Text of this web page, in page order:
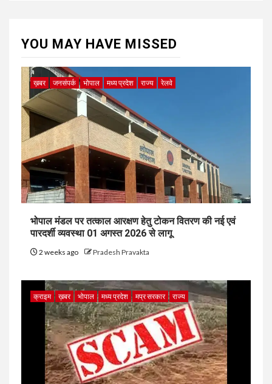
YOU MAY HAVE MISSED
ख़बर जनसंपर्क भोपाल मध्य प्रदेश राज्य रेलवे
भोपाल मंडल पर तत्काल आरक्षण हेतु टोकन वितरण की नई एवं
पारदर्शी व्यवस्था 01 अगस्त 2026 से लागू
2 weeks ago Pradesh Pravakta
क्राइम ख़बर भोपाल मध्य प्रदेश मप्र सरकार राज्य